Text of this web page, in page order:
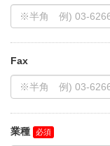
Fax
業種